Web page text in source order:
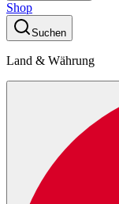
Shop
Suchen
Land & Währung